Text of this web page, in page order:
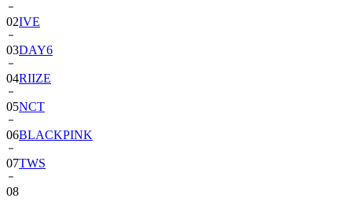
02IVE
03DAY6
04RIIZE
05NCT
06BLACKPINK
07TWS
08